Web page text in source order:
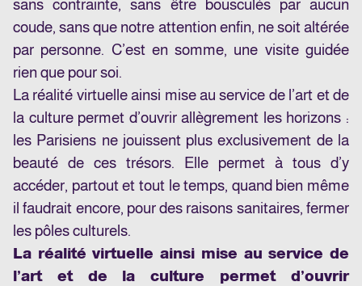
sans contrainte, sans être bousculés par aucun
coude, sans que notre attention enfin, ne soit altérée
par personne. C’est en somme, une visite guidée
rien que pour soi.
La réalité virtuelle ainsi mise au service de l’art et de
la culture permet d’ouvrir allègrement les horizons :
les Parisiens ne jouissent plus exclusivement de la
beauté de ces trésors. Elle permet à tous d’y
accéder, partout et tout le temps, quand bien même
il faudrait encore, pour des raisons sanitaires, fermer
les pôles culturels.
La réalité virtuelle ainsi mise au service de
l’art et de la culture permet d’ouvrir